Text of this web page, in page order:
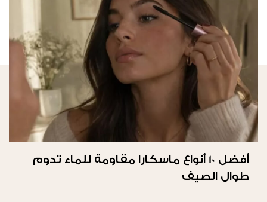
أفضل 10 أنواع ماسكارا مقاومة للماء تدوم
طوال الصيف